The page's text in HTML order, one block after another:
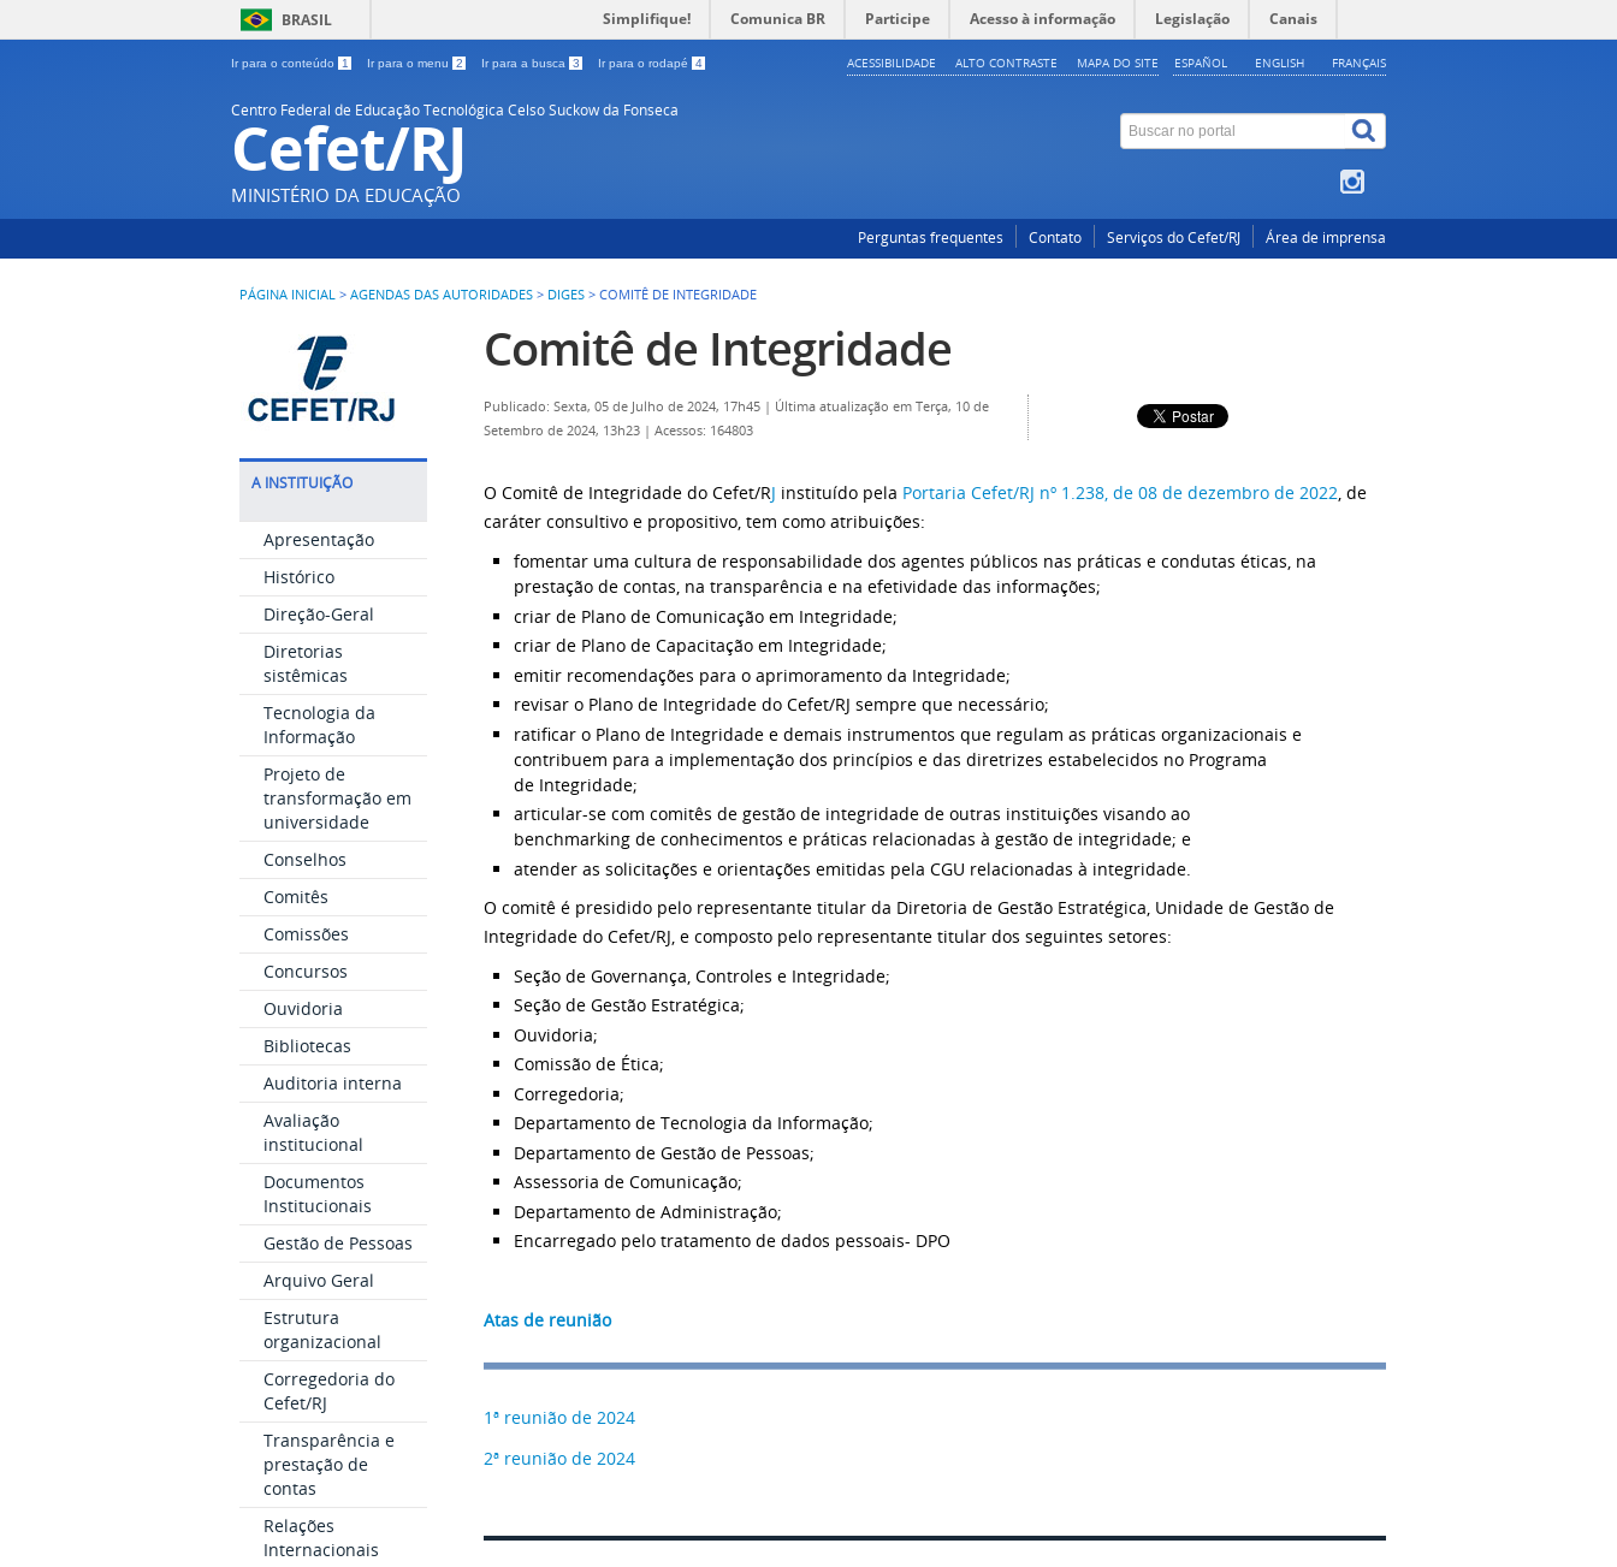
BRASIL Simplifique! Comunica BR Participe Acesso à informação Legislação Canais
Ir para o conteúdo 1 Ir para o menu 2 Ir para a busca 3 Ir para o rodapé 4 ESPAÑOL ENGLISH FRANÇAIS
ACESSIBILIDADE ALTO CONTRASTE MAPA DO SITE
Centro Federal de Educação Tecnológica Celso Suckow da Fonseca
Cefet/RJ
MINISTÉRIO DA EDUCAÇÃO
Perguntas frequentes Contato Serviços do Cefet/RJ Área de imprensa
PÁGINA INICIAL > AGENDAS DAS AUTORIDADES > DIGES > COMITÊ DE INTEGRIDADE
A INSTITUIÇÃO
Apresentação
Histórico
Direção-Geral
Diretorias
sistêmicas
Tecnologia da
Informação
Projeto de
transformação em
universidade
Conselhos
Comitês
Comissões
Concursos
Ouvidoria
Bibliotecas
Auditoria interna
Avaliação
institucional
Documentos
Institucionais
Gestão de Pessoas
Arquivo Geral
Estrutura
organizacional
Corregedoria do
Cefet/RJ
Transparência e
prestação de
contas
Relações
Internacionais
Comitê de Integridade
Publicado: Sexta, 05 de Julho de 2024, 17h45 | Última atualização em Terça, 10 de
Setembro de 2024, 13h23 | Acessos: 164803
O Comitê de Integridade do Cefet/RJ instituído pela Portaria Cefet/RJ nº 1.238, de 08 de dezembro de 2022, de
caráter consultivo e propositivo, tem como atribuições:
fomentar uma cultura de responsabilidade dos agentes públicos nas práticas e condutas éticas, na
prestação de contas, na transparência e na efetividade das informações;
criar de Plano de Comunicação em Integridade;
criar de Plano de Capacitação em Integridade;
emitir recomendações para o aprimoramento da Integridade;
revisar o Plano de Integridade do Cefet/RJ sempre que necessário;
ratificar o Plano de Integridade e demais instrumentos que regulam as práticas organizacionais e
contribuem para a implementação dos princípios e das diretrizes estabelecidos no Programa
de Integridade;
articular-se com comitês de gestão de integridade de outras instituições visando ao
benchmarking de conhecimentos e práticas relacionadas à gestão de integridade; e
atender as solicitações e orientações emitidas pela CGU relacionadas à integridade.
O comitê é presidido pelo representante titular da Diretoria de Gestão Estratégica, Unidade de Gestão de
Integridade do Cefet/RJ, e composto pelo representante titular dos seguintes setores:
Seção de Governança, Controles e Integridade;
Seção de Gestão Estratégica;
Ouvidoria;
Comissão de Ética;
Corregedoria;
Departamento de Tecnologia da Informação;
Departamento de Gestão de Pessoas;
Assessoria de Comunicação;
Departamento de Administração;
Encarregado pelo tratamento de dados pessoais- DPO
Atas de reunião
1ª reunião de 2024
2ª reunião de 2024